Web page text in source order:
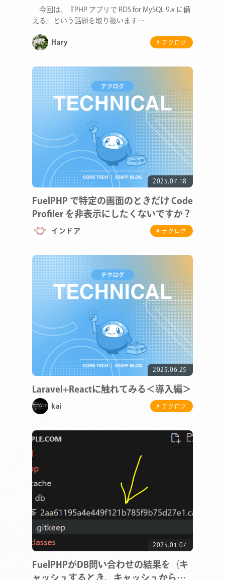
今回は、『PHP アプリで RDS for MySQL 9.x に備
える』という話題を取り扱います…
Hary # テクログ
2025.07.18
FuelPHP で特定の画面のときだけ Code
Profiler を非表示にしたくないですか？
インドア # テクログ
2025.06.25
Laravel+Reactに触れてみる＜導入編＞
kai # テクログ
2025.01.07
FuelPHPがDB問い合わせの結果を｛キ
ャッシュするとき、キャッシュから結